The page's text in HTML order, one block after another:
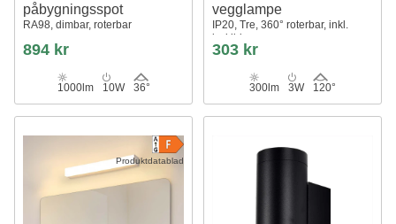
påbygningsspot
RA98, dimbar, roterbar
894 kr
1000lm 10W 36°
vegglampe
IP20, Tre, 360° roterbar, inkl.
lyskilde
303 kr
300lm 3W 120°
Produktdatablad